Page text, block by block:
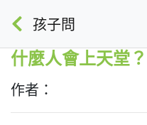
孩子問
什麼人會上天堂？
作者：